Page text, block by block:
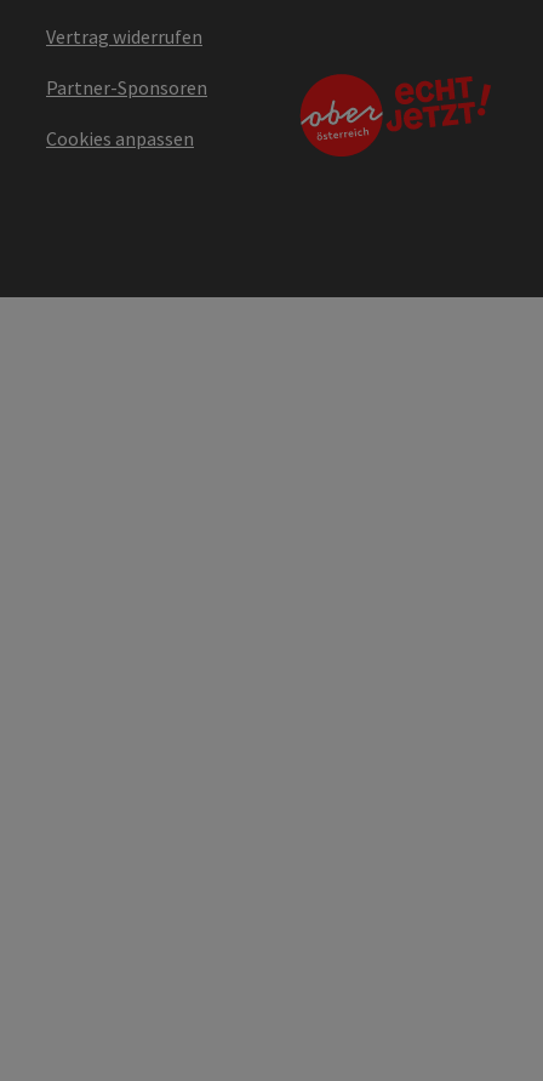
Vertrag widerrufen
Partner-Sponsoren
Cookies anpassen